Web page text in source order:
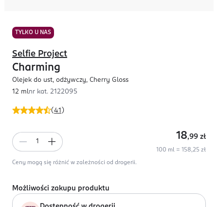
TYLKO U NAS
(41 )
Selfie Project
Charming
Olejek do ust, odżywczy, Cherry Gloss
12 mlnr kat. 2122095
18,99 zł
100 ml = 158,25 zł
Ceny mogą się różnić w zależności od drogerii.
Możliwości zakupu produktu